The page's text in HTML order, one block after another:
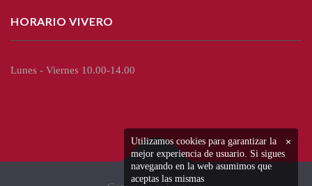
HORARIO VIVERO
Lunes - Viernes 10.00-14.00
×
Utilizamos cookies para garantizar la
mejor experiencia de usuario. Si sigues
navegando en la web asumimos que
aceptas las mismas